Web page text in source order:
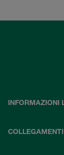
INFORMAZIONI